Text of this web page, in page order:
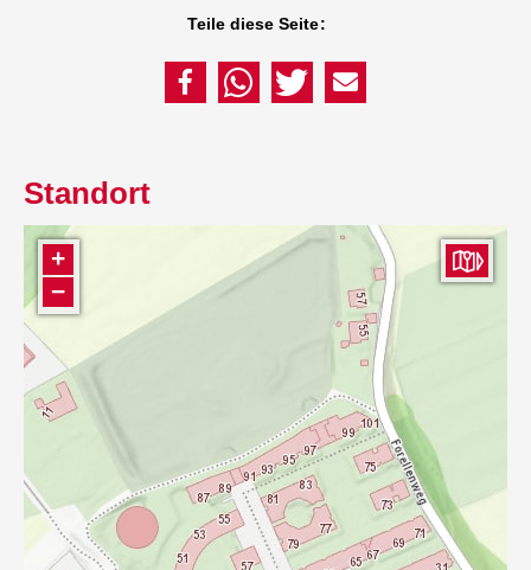
Teile diese Seite:
Standort